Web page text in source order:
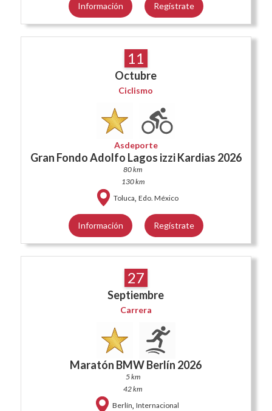
Información Regístrate
11
Octubre
Ciclismo
Asdeporte
Gran Fondo Adolfo Lagos izzi Kardias 2026
80 km
130 km
Toluca, Edo. México
Información Regístrate
27
Septiembre
Carrera
Maratón BMW Berlín 2026
5 km
42 km
Berlín, Internacional